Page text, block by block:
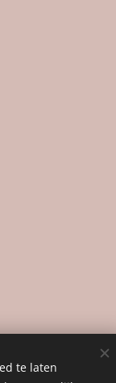
te laten